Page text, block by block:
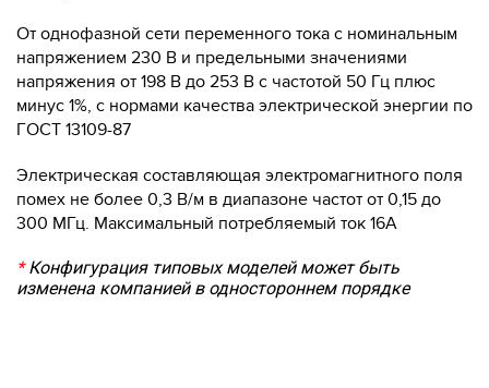
От однофазной сети переменного тока с номинальным
напряжением 230 В и предельными значениями
напряжения от 198 В до 253 В с частотой 50 Гц плюс
минус 1%, с нормами качества электрической энергии по
ГОСТ 13109-87
Электрическая составляющая электромагнитного поля
помех не более 0,3 В/м в диапазоне частот от 0,15 до
300 МГц. Максимальный потребляемый ток 16А
*Конфигурация типовых моделей может быть
изменена компанией в одностороннем порядке